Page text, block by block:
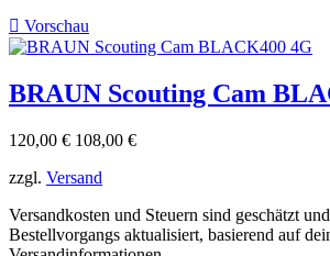
 Vorschau
BRAUN Scouting Cam
Verkaufspreis
120,00 € Preis
108,00 €
zzgl. Versand
Versandkosten und Steuern sind geschätzt
Bestellvorgangs aktualisiert, basierend auf